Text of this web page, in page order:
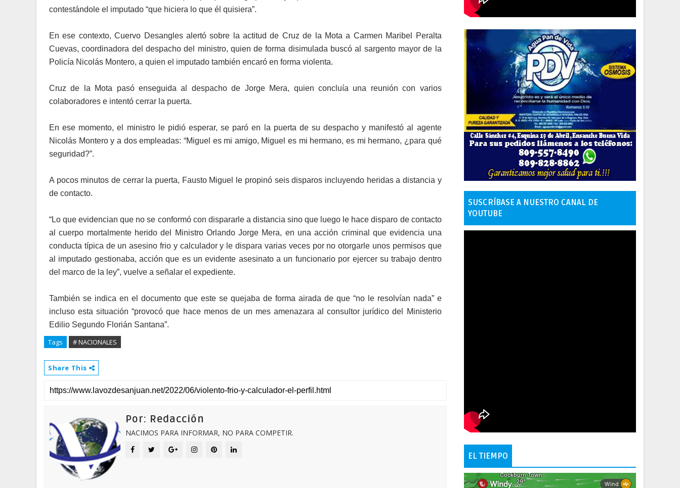
contestándole el imputado “que hiciera lo que él quisiera”.
En ese contexto, Cuervo Desangles alertó sobre la actitud de Cruz de la Mota a Carmen Maribel Peralta
Cuevas, coordinadora del despacho del ministro, quien de forma disimulada buscó al sargento mayor de la
Policía Nicolás Montero, a quien el imputado también encaró en forma violenta.
Cruz de la Mota pasó enseguida al despacho de Jorge Mera, quien concluía una reunión con varios
colaboradores e intentó cerrar la puerta.
En ese momento, el ministro le pidió esperar, se paró en la puerta de su despacho y manifestó al agente
Nicolás Montero y a dos empleadas: “Miguel es mi amigo, Miguel es mi hermano, es mi hermano, ¿para qué
seguridad?”.
A pocos minutos de cerrar la puerta, Fausto Miguel le propinó seis disparos incluyendo heridas a distancia y
de contacto.
“Lo que evidencian que no se conformó con dispararle a distancia sino que luego le hace disparo de contacto
al cuerpo mortalmente herido del Ministro Orlando Jorge Mera, en una acción criminal que evidencia una
conducta típica de un asesino frio y calculador y le dispara varias veces por no otorgarle unos permisos que
al imputado gestionaba, acción que es un evidente asesinato a un funcionario por ejercer su trabajo dentro
del marco de la ley”, vuelve a señalar el expediente.
También se indica en el documento que este se quejaba de forma airada de que “no le resolvían nada” e
incluso esta situación “provocó que hace menos de un mes amenazara al consultor jurídico del Ministerio
Edilio Segundo Florián Santana”.
Tags # NACIONALES
Share This
Por: Redacción
NACIMOS PARA INFORMAR, NO PARA COMPETIR.
SUSCRÍBASE A NUESTRO CANAL DE
YOUTUBE
EL TIEMPO